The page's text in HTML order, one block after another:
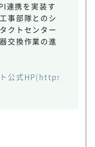
連携を実装す
事部隊とのシ
クトセンター
交換作業の進
ト公式HP(https://